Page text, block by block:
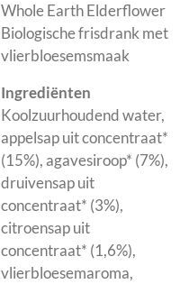
Whole Earth Elderflower
Biologische frisdrank met
vlierbloesemsmaak
Ingrediënten
Koolzuurhoudend water,
appelsap uit concentraat*
(15%), agavesiroop* (7%),
druivensap uit
concentraat* (3%),
citroensap uit
concentraat* (1,6%),
vlierbloesemaroma,